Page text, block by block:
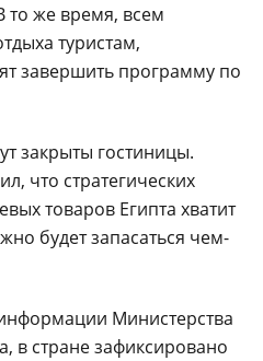
то же время, всем
туристам,
завершить программу по
закрыты гостиницы.
что стратегических
товаров Египта хватит
будет запасаться чем-
Министерства
в стране зафиксировано